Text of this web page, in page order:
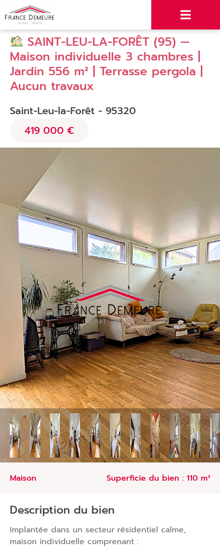
SAINT-LEU-LA-FORÊT (95) —
Maison individuelle 3 chambres |
Jardin 556 m² | Terrasse pergola |
Aucun travaux
Saint-Leu-la-Forêt - 95320
419 000 €
maison Superficie du bien : 110 m²
Description du bien
Implantée dans un secteur résidentiel calme,
maison individuelle comprenant :